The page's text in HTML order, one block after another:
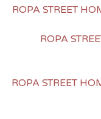
ROPA STREET
ROPA
ROPA STREET